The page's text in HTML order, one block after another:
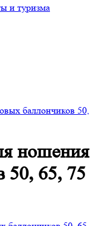
и туризма
баллончиков 50,
ношения
50, 65, 75